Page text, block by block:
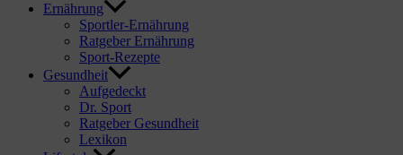
Ernährung
Sportler-Ernährung
Ratgeber Ernährung
Sport-Rezepte
Gesundheit
Aufgedeckt
Dr. Sport
Ratgeber Gesundheit
Lexikon